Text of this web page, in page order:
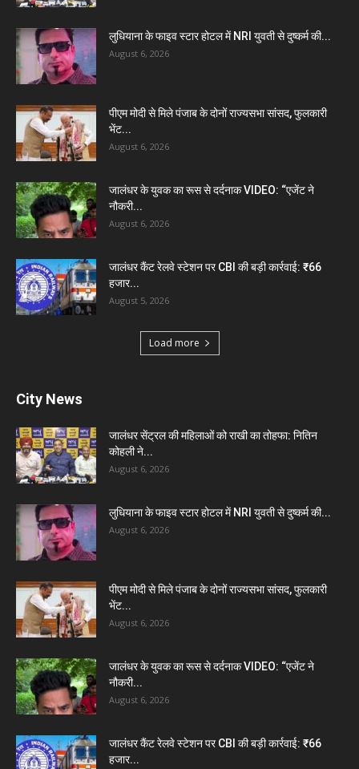
लुधियाना के फाइव स्टार होटल में NRI युवती से दुष्कर्म की...
August 6, 2026
पीएम मोदी से मिले पंजाब के दोनों राज्यसभा सांसद, फुलकारी
भेंट...
August 6, 2026
जालंधर के युवक का रूस से दर्दनाक VIDEO: “एजेंट ने
नौकरी...
August 6, 2026
जालंधर कैंट रेलवे स्टेशन पर CBI की बड़ी कार्रवाई: ₹66
हजार...
August 5, 2026
Load more
City News
जालंधर सेंट्रल की महिलाओं को राखी का तोहफा: नितिन
कोहली ने...
August 6, 2026
लुधियाना के फाइव स्टार होटल में NRI युवती से दुष्कर्म की...
August 6, 2026
पीएम मोदी से मिले पंजाब के दोनों राज्यसभा सांसद, फुलकारी
भेंट...
August 6, 2026
जालंधर के युवक का रूस से दर्दनाक VIDEO: “एजेंट ने
नौकरी...
August 6, 2026
जालंधर कैंट रेलवे स्टेशन पर CBI की बड़ी कार्रवाई: ₹66
हजार...